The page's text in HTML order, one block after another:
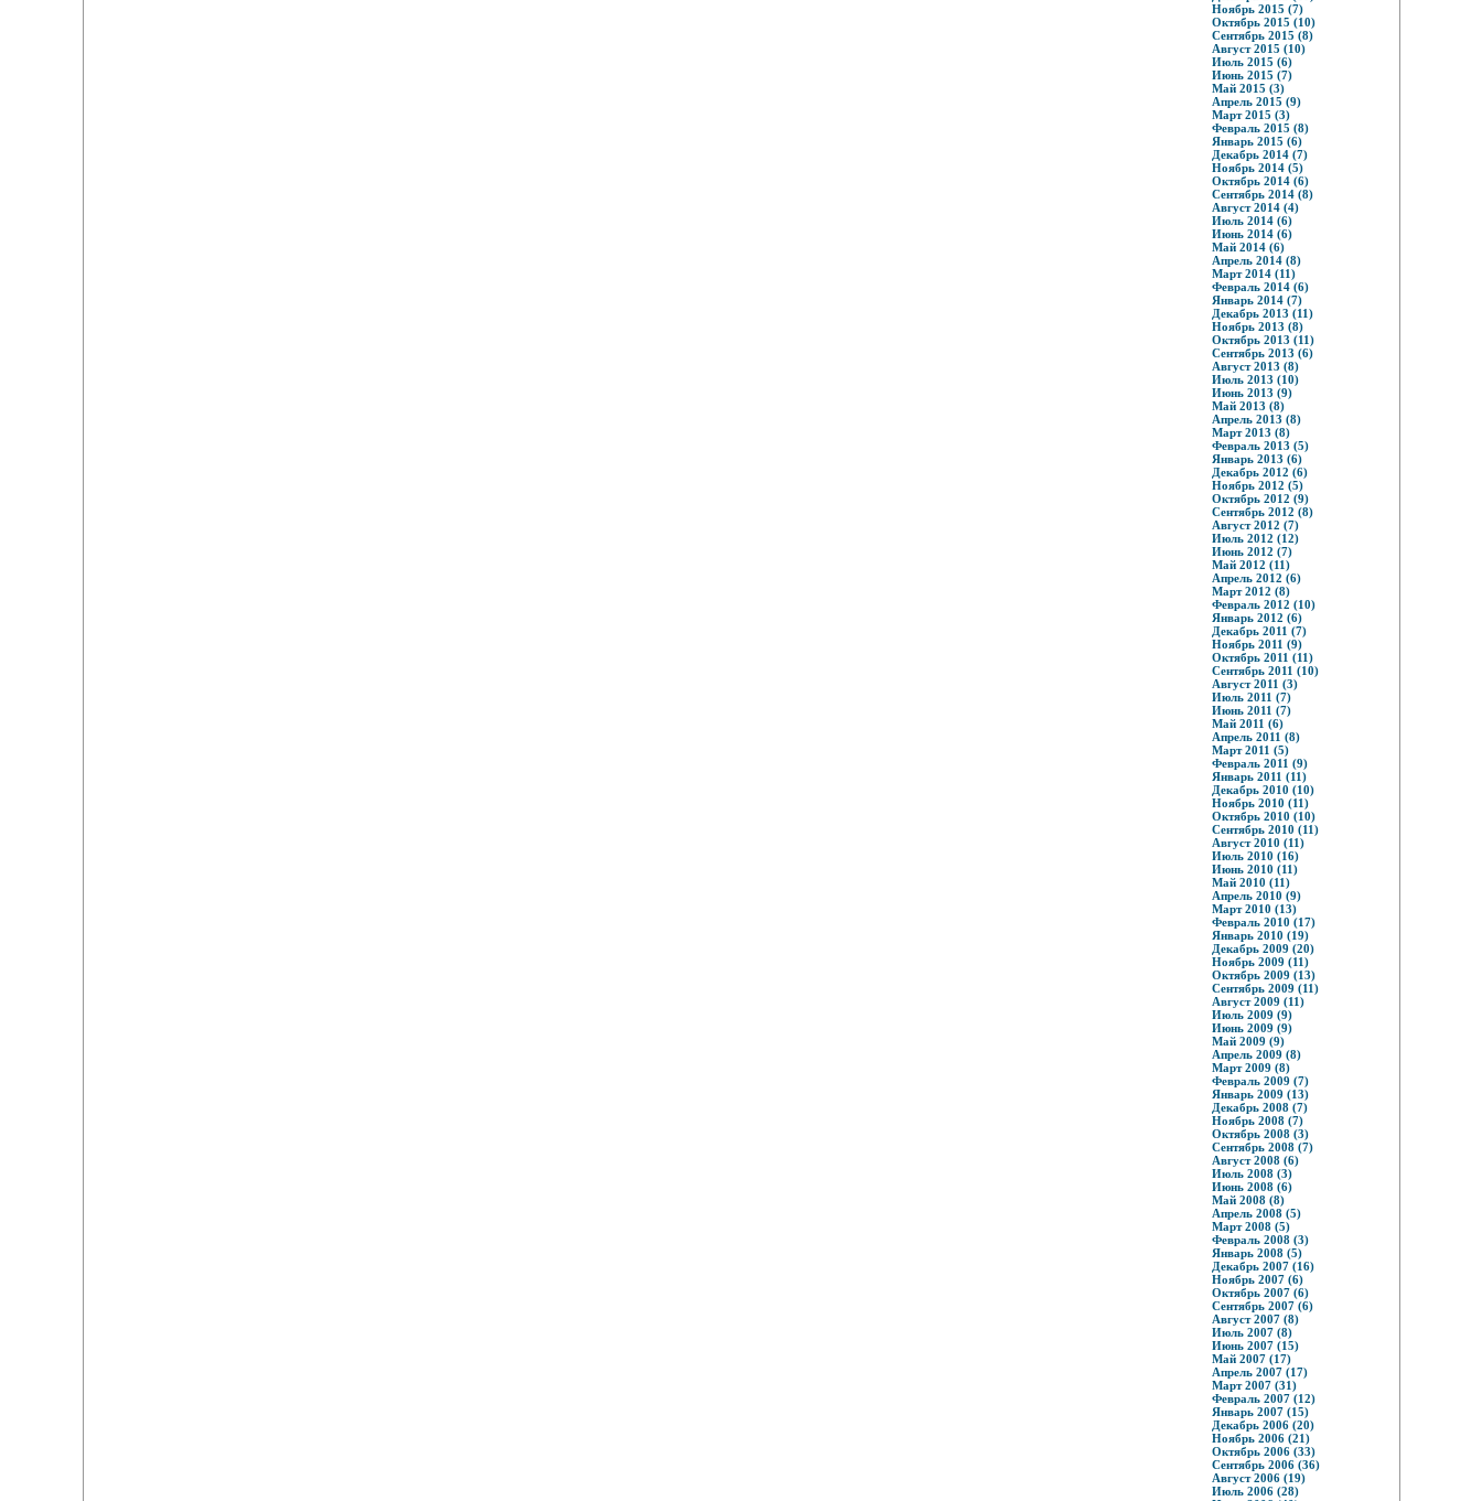
Ноябрь 2015 (7)
Октябрь 2015 (10)
Сентябрь 2015 (8)
Август 2015 (10)
Июль 2015 (6)
Июнь 2015 (7)
Май 2015 (3)
Апрель 2015 (9)
Март 2015 (3)
Февраль 2015 (8)
Январь 2015 (6)
Декабрь 2014 (7)
Ноябрь 2014 (5)
Октябрь 2014 (6)
Сентябрь 2014 (8)
Август 2014 (4)
Июль 2014 (6)
Июнь 2014 (6)
Май 2014 (6)
Апрель 2014 (8)
Март 2014 (11)
Февраль 2014 (6)
Январь 2014 (7)
Декабрь 2013 (11)
Ноябрь 2013 (8)
Октябрь 2013 (11)
Сентябрь 2013 (6)
Август 2013 (8)
Июль 2013 (10)
Июнь 2013 (9)
Май 2013 (8)
Апрель 2013 (8)
Март 2013 (8)
Февраль 2013 (5)
Январь 2013 (6)
Декабрь 2012 (6)
Ноябрь 2012 (5)
Октябрь 2012 (9)
Сентябрь 2012 (8)
Август 2012 (7)
Июль 2012 (12)
Июнь 2012 (7)
Май 2012 (11)
Апрель 2012 (6)
Март 2012 (8)
Февраль 2012 (10)
Январь 2012 (6)
Декабрь 2011 (7)
Ноябрь 2011 (9)
Октябрь 2011 (11)
Сентябрь 2011 (10)
Август 2011 (3)
Июль 2011 (7)
Июнь 2011 (7)
Май 2011 (6)
Апрель 2011 (8)
Март 2011 (5)
Февраль 2011 (9)
Январь 2011 (11)
Декабрь 2010 (10)
Ноябрь 2010 (11)
Октябрь 2010 (10)
Сентябрь 2010 (11)
Август 2010 (11)
Июль 2010 (16)
Июнь 2010 (11)
Май 2010 (11)
Апрель 2010 (9)
Март 2010 (13)
Февраль 2010 (17)
Январь 2010 (19)
Декабрь 2009 (20)
Ноябрь 2009 (11)
Октябрь 2009 (13)
Сентябрь 2009 (11)
Август 2009 (11)
Июль 2009 (9)
Июнь 2009 (9)
Май 2009 (9)
Апрель 2009 (8)
Март 2009 (8)
Февраль 2009 (7)
Январь 2009 (13)
Декабрь 2008 (7)
Ноябрь 2008 (7)
Октябрь 2008 (3)
Сентябрь 2008 (7)
Август 2008 (6)
Июль 2008 (3)
Июнь 2008 (6)
Май 2008 (8)
Апрель 2008 (5)
Март 2008 (5)
Февраль 2008 (3)
Январь 2008 (5)
Декабрь 2007 (16)
Ноябрь 2007 (6)
Октябрь 2007 (6)
Сентябрь 2007 (6)
Август 2007 (8)
Июль 2007 (8)
Июнь 2007 (15)
Май 2007 (17)
Апрель 2007 (17)
Март 2007 (31)
Февраль 2007 (12)
Январь 2007 (15)
Декабрь 2006 (20)
Ноябрь 2006 (21)
Октябрь 2006 (33)
Сентябрь 2006 (36)
Август 2006 (19)
Июль 2006 (28)